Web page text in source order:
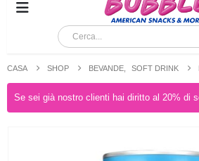
CASA SHOP BEVANDE SOFT DRINK
Se sei già nostro clienti hai diritto al 20% di